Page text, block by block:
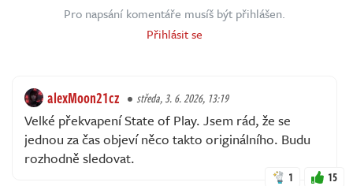
Pro napsání komentáře musíš být přihlášen.
Přihlásit se
alexMoon21cz středa, 3. 6. 2026, 13:19
Velké překvapení State of Play. Jsem rád, že se
jednou za čas objeví něco takto originálního. Budu
rozhodně sledovat.
1 15